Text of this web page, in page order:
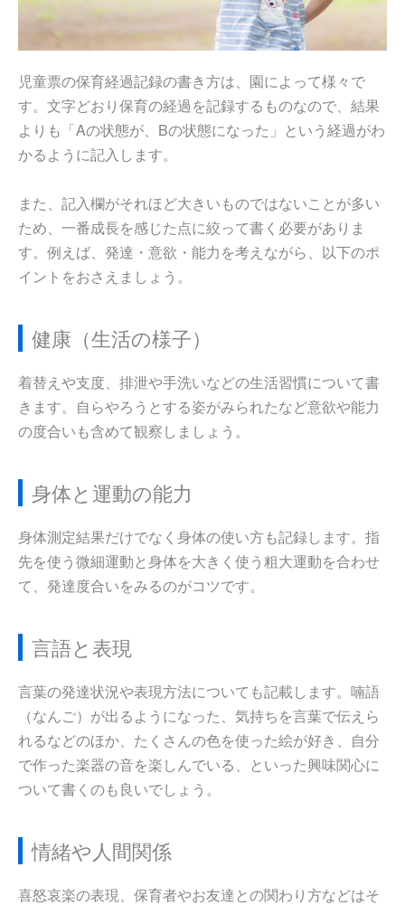
児童票の保育経過記録の書き方は、園によって様々で
す。文字どおり保育の経過を記録するものなので、結果
よりも「Aの状態が、Bの状態になった」という経過がわ
かるように記入します。
また、記入欄がそれほど大きいものではないことが多い
ため、一番成長を感じた点に絞って書く必要がありま
す。例えば、発達・意欲・能力を考えながら、以下のポ
イントをおさえましょう。
健康（生活の様子）
着替えや支度、排泄や手洗いなどの生活習慣について書
きます。自らやろうとする姿がみられたなど意欲や能力
の度合いも含めて観察しましょう。
身体と運動の能力
身体測定結果だけでなく身体の使い方も記録します。指
先を使う微細運動と身体を大きく使う粗大運動を合わせ
て、発達度合いをみるのがコツです。
言語と表現
言葉の発達状況や表現方法についても記載します。喃語
（なんご）が出るようになった、気持ちを言葉で伝えら
れるなどのほか、たくさんの色を使った絵が好き、自分
で作った楽器の音を楽しんでいる、といった興味関心に
ついて書くのも良いでしょう。
情緒や人間関係
喜怒哀楽の表現、保育者やお友達との関わり方などはそ